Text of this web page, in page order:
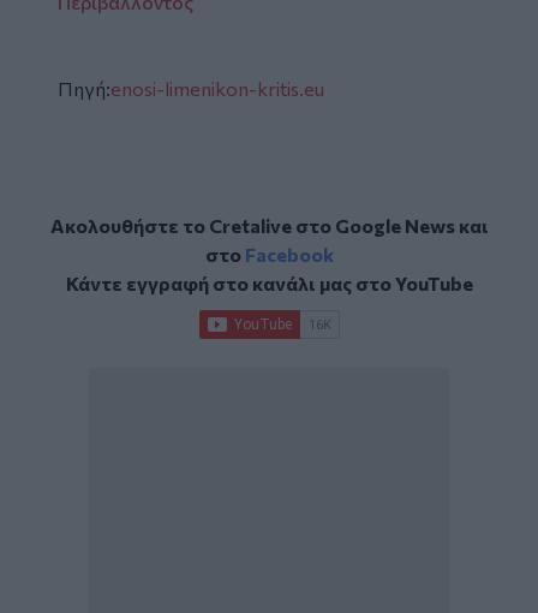
Πηγή:enosi-limenikon-kritis.eu
Ακολουθήστε το Cretalive στο Google Newsκαι
στο Facebook
Κάντε εγγραφή στο κανάλι μας στοYouTube